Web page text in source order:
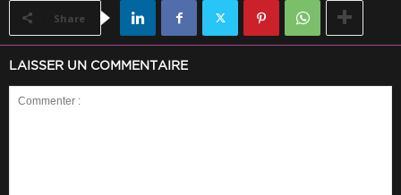
Share
LAISSER UN COMMENTAIRE